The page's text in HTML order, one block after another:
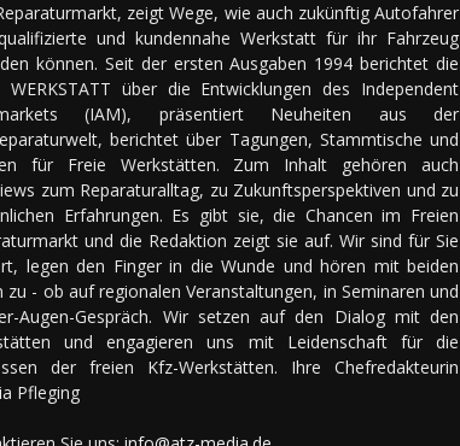
zeigt Wege, wie auch zukünftig Autofahrer
und kundennahe Werkstatt für ihr Fahrzeug
können. Seit der ersten Ausgaben 1994 berichtet die
WERKSTATT über die Entwicklungen des Independent
(IAM), präsentiert Neuheiten aus der
berichtet über Tagungen, Stammtische und
für Freie Werkstätten. Zum Inhalt gehören auch
zum Reparaturalltag, zu Zukunftsperspektiven und zu
Erfahrungen. Es gibt sie, die Chancen im Freien
und die Redaktion zeigt sie auf. Wir sind für Sie
legen den Finger in die Wunde und hören mit beiden
zu - ob auf regionalen Veranstaltungen, in Seminaren und
Augen-Gespräch. Wir setzen auf den Dialog mit den
und engagieren uns mit Leidenschaft für die
der freien Kfz-Werkstätten. Ihre Chefredakteurin
Pfleging